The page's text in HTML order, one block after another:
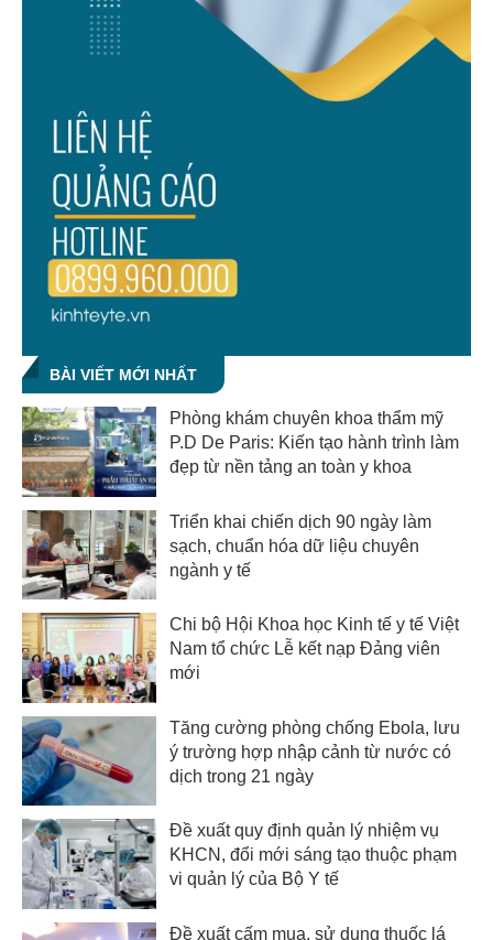
BÀI VIẾT MỚI NHẤT
Phòng khám chuyên khoa thẩm mỹ
P.D De Paris: Kiến tạo hành trình làm
đẹp từ nền tảng an toàn y khoa
Triển khai chiến dịch 90 ngày làm
sạch, chuẩn hóa dữ liệu chuyên
ngành y tế
Chi bộ Hội Khoa học Kinh tế y tế Việt
Nam tổ chức Lễ kết nạp Đảng viên
mới
Tăng cường phòng chống Ebola, lưu
ý trường hợp nhập cảnh từ nước có
dịch trong 21 ngày
Đề xuất quy định quản lý nhiệm vụ
KHCN, đổi mới sáng tạo thuộc phạm
vi quản lý của Bộ Y tế
Đề xuất cấm mua, sử dụng thuốc lá